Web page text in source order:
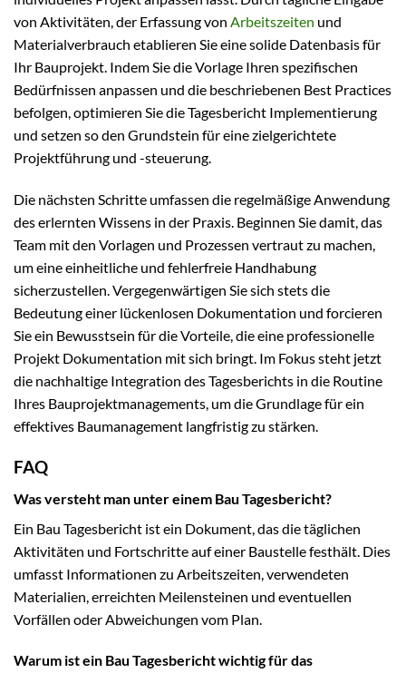
von Aktivitäten, der Erfassung von Arbeitszeiten und
Materialverbrauch etablieren Sie eine solide Datenbasis für
Ihr Bauprojekt. Indem Sie die Vorlage Ihren spezifischen
Bedürfnissen anpassen und die beschriebenen Best Practices
befolgen, optimieren Sie die Tagesbericht Implementierung
und setzen so den Grundstein für eine zielgerichtete
Projektführung und -steuerung.
Die nächsten Schritte umfassen die regelmäßige Anwendung
des erlernten Wissens in der Praxis. Beginnen Sie damit, das
Team mit den Vorlagen und Prozessen vertraut zu machen,
um eine einheitliche und fehlerfreie Handhabung
sicherzustellen. Vergegenwärtigen Sie sich stets die
Bedeutung einer lückenlosen Dokumentation und forcieren
Sie ein Bewusstsein für die Vorteile, die eine professionelle
Projekt Dokumentation mit sich bringt. Im Fokus steht jetzt
die nachhaltige Integration des Tagesberichts in die Routine
Ihres Bauprojektmanagements, um die Grundlage für ein
effektives Baumanagement langfristig zu stärken.
FAQ
Was versteht man unter einem Bau Tagesbericht?
Ein Bau Tagesbericht ist ein Dokument, das die täglichen
Aktivitäten und Fortschritte auf einer Baustelle festhält. Dies
umfasst Informationen zu Arbeitszeiten, verwendeten
Materialien, erreichten Meilensteinen und eventuellen
Vorfällen oder Abweichungen vom Plan.
Warum ist ein Bau Tagesbericht wichtig für das